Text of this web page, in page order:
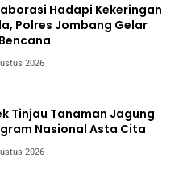
Hadapi Kekeringan
Polres Jombang Gelar
2026
Tinjau Tanaman Jagung
Nasional Asta Cita
2026